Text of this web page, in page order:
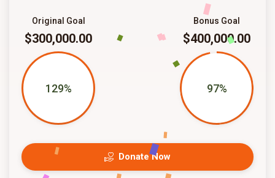
Bonus Goal
$400,000.00
97%
Original Goal
$300,000.00
129%
Donate Now